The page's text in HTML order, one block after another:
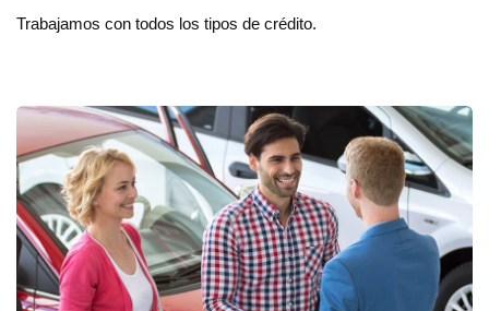
Trabajamos con todos los tipos de crédito.